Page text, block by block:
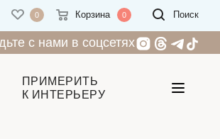
Поиск
0 Корзина 0
с нами в соцсетях
ПРИМЕРИТЬ
К ИНТЕРЬЕРУ